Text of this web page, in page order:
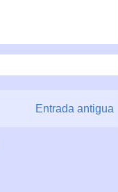
Entrada antigua